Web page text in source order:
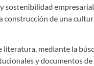
sostenibilidad
de una
mediante la
y documentos